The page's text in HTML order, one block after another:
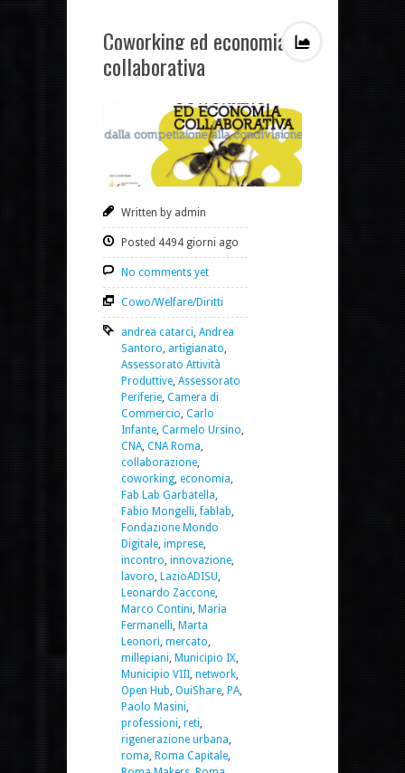
Coworking ed economia
collaborativa
Written by admin
Posted 4494 giorni ago
No comments yet
Cowo/Welfare/Diritti
andrea catarci Andrea
Santoro artigianato
Assessorato Attività
Produttive Assessorato
Periferie Camera di
Commercio Carlo
Infante Carmelo Ursino
CNA CNA Roma
collaborazione
coworking economia
Fab Lab Garbatella
Fabio Mongelli ,fablab
Fondazione Mondo
Digitale imprese
incontro innovazione
lavoro LazioADISU
Leonardo Zaccone
Marco Contini Maria
Fermanelli Marta
Leonori mercato
millepiani Municipio IX
Municipio VIII network
Open Hub OuiShare PA
Paolo Masini
professioni reti
rigenerazione urbana
roma Roma Capitale